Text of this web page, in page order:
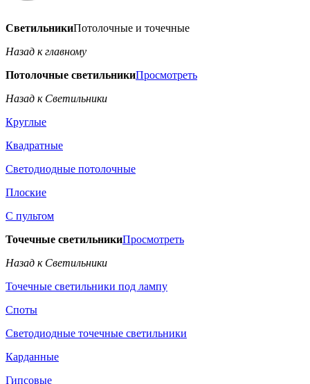
СветильникиПотолочные и точечные
Назад к главному
Потолочные светильникиПросмотреть
Назад к Светильники
Круглые
Квадратные
Светодиодные потолочные
Плоские
С пультом
Точечные светильникиПросмотреть
Назад к Светильники
Точечные светильники под лампу
Споты
Светодиодные точечные светильники
Карданные
Гипсовые